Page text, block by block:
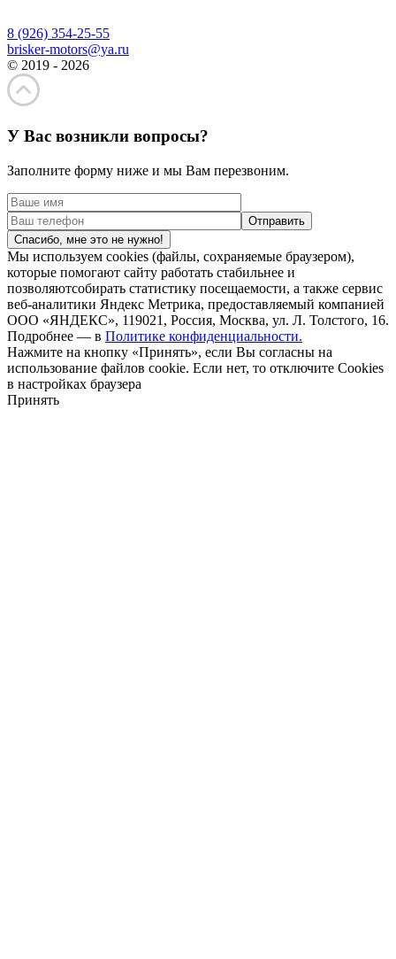
8 (926) 354-25-55
brisker-motors@ya.ru
© 2019 - 2026
У Вас возникли вопросы?
Заполните форму ниже и мы Вам перезвоним.
Спасибо, мне это не нужно!
Мы используем cookies (файлы, сохраняемые браузером),
которые помогают сайту работать стабильнее и
позволяютсобирать статистику посещаемости, а также сервис
веб-аналитики Яндекс Метрика, предоставляемый компанией
ООО «ЯНДЕКС», 119021, Россия, Москва, ул. Л. Толстого, 16.
Подробнее — в Политике конфиденциальности.
Нажмите на кнопку «Принять», если Вы согласны на
использование файлов cookie. Если нет, то отключите Cookies
в настройках браузера
Принять